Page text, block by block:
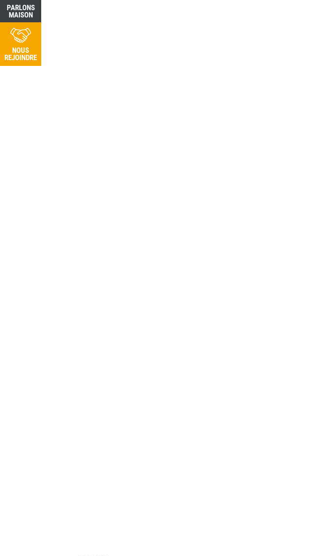
PARLONS
MAISON
NOUS
REJOINDRE
PARLONS
MAISON
NOUS
REJOINDRE